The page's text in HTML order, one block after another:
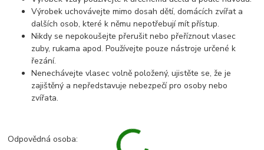
Výrobek uchovávejte mimo dosah dětí, domácích zvířat a
dalších osob, které k němu nepotřebují mít přístup.
Nikdy se nepokoušejte přerušit nebo přeříznout vlasec
zuby, rukama apod. Používejte pouze nástroje určené k
řezání.
Nenechávejte vlasec volně položený, ujistěte se, že je
zajištěný a nepředstavuje nebezpečí pro osoby nebo
zvířata.
Odpovědná osoba: